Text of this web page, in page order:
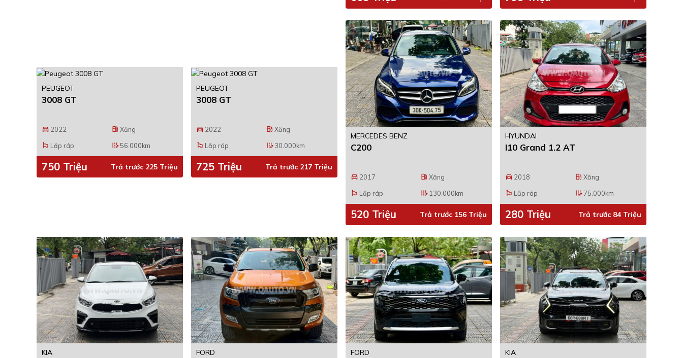
PEUGEOT
3008 GT
directions_car 2022 local_gas_station Xăng
emoji_flags Lắp ráp edit_road56.000km
750 Triệu Trả trước 225 Triệu
PEUGEOT
3008 GT
directions_car 2022 local_gas_station Xăng
emoji_flags Lắp ráp edit_road 30.000km
725 Triệu Trả trước 217 Triệu
MERCEDES BENZ
C200
directions_car 2017 local_gas_station Xăng
emoji_flags Lắp ráp edit_road 130.000km
520 Triệu Trả trước 156 Triệu
HYUNDAI
I10 Grand 1.2 AT
directions_car 2018 local_gas_station Xăng
emoji_flags Lắp ráp edit_road 75.000km
280 Triệu Trả trước 84 Triệu
KIA FORD FORD KIA